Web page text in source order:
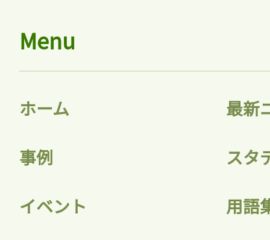
Menu
ホーム 最新
事例 スタ
イベント 用語